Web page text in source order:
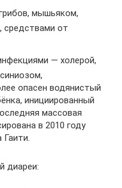
мышьяком,
средствами от
— холерой,
опасен водянистый
инициированный
массовая
в 2010 году
Гаити.
диареи: